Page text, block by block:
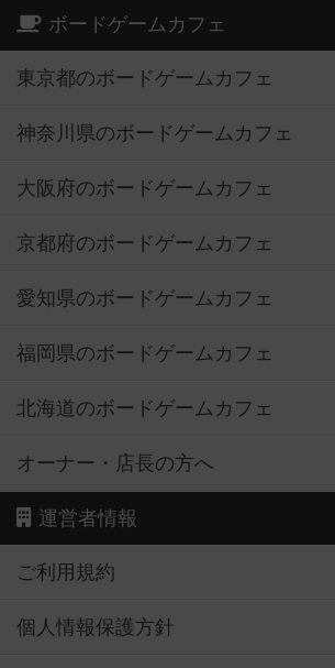
ボードゲームカフェ
東京都のボードゲームカフェ
神奈川県のボードゲームカフェ
大阪府のボードゲームカフェ
京都府のボードゲームカフェ
愛知県のボードゲームカフェ
福岡県のボードゲームカフェ
北海道のボードゲームカフェ
オーナー・店長の方へ
運営者情報
ご利用規約
個人情報保護方針